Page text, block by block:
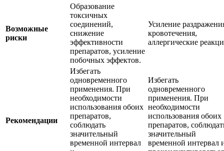
Возможные
риски
Образование
токсичных
соединений,
снижение
эффективности
препаратов, усиление
побочных эффектов.
Усиление
кровотечения,
аллергические
Рекомендации
Избегать
одновременного
применения. При
необходимости
использования обоих
препаратов,
соблюдать
значительный
временной интервал
Избегать
одновременного
применения. При
необходимости
использования обоих
препаратов,
значительный
временной интервал